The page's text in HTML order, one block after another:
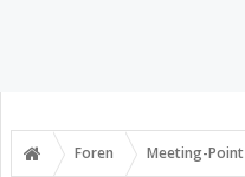
Foren Meeting-Point